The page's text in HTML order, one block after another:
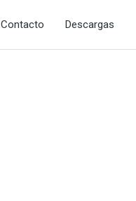
Contacto Descargas